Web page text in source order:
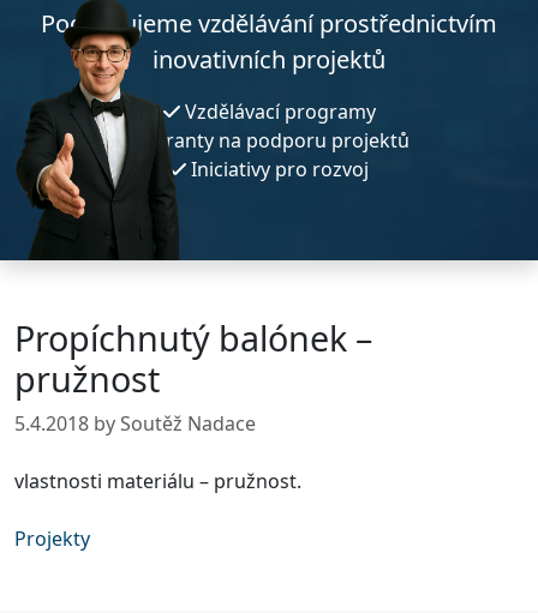
Podporujeme vzdělávání prostřednictvím
inovativních projektů
Vzdělávací programy
Granty na podporu projektů
Iniciativy pro rozvoj
Propíchnutý balónek –
pružnost
5.4.2018 by Soutěž Nadace
vlastnosti materiálu – pružnost.
Projekty